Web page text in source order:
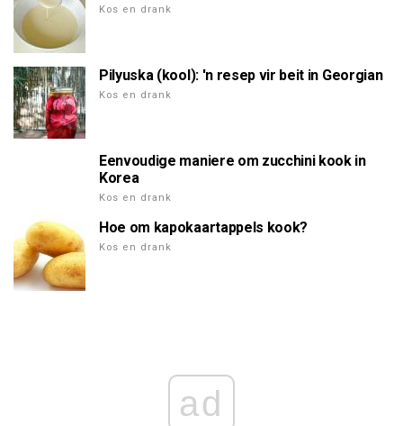
Kos en drank
Pilyuska (kool): 'n resep vir beit in Georgian
Kos en drank
Eenvoudige maniere om zucchini kook in
Korea
Kos en drank
Hoe om kapokaartappels kook?
Kos en drank
ad